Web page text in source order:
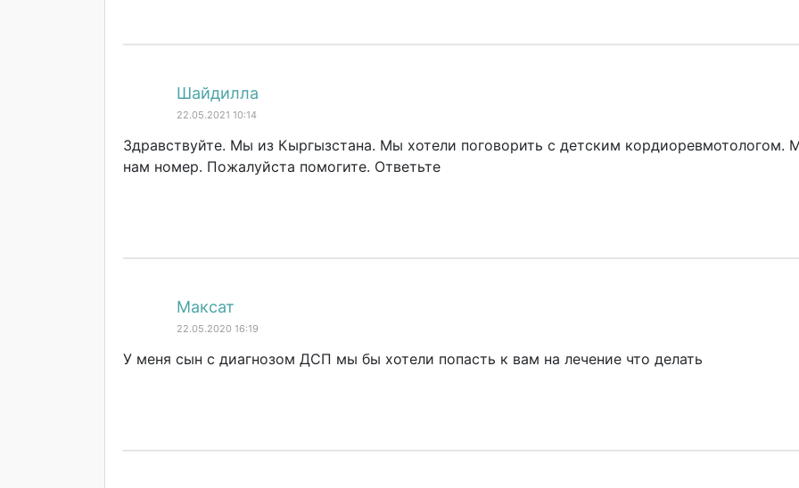
Шайдилла
22.05.2021 10:14
Здравствуйте. Мы из Кыргызстана. Мы хотели поговорить с детским кордиоревмотологом.
нам номер. Пожалуйста помогите. Ответьте
Максат
22.05.2020 16:19
У меня сын с диагнозом ДСП мы бы хотели попасть к вам на лечение что делать